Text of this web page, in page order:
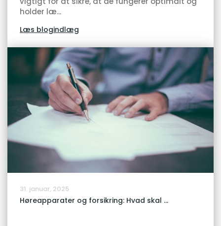
holder læ...
Læs blogindlæg
31. januar, 2025
Høreapparater og forsikring: Hvad skal ...